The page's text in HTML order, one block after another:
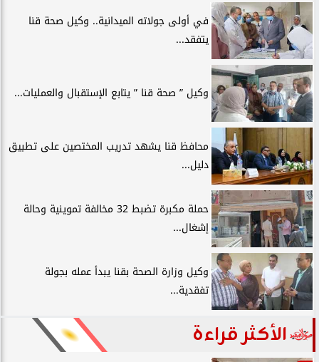
في أولى جولاته الميدانية.. وكيل صحة قنا
يتفقد...
وكيل ” صحة قنا ” يتابع الإستقبال والعمليات...
محافظ قنا يشهد تدريب المختصين على تطبيق
دليل...
حملة مكبرة تضبط 32 مخالفة تموينية وحالة
إشغال...
وكيل وزارة الصحة بقنا يبدأ عمله بجولة
تفقدية...
الأكثر قراءة